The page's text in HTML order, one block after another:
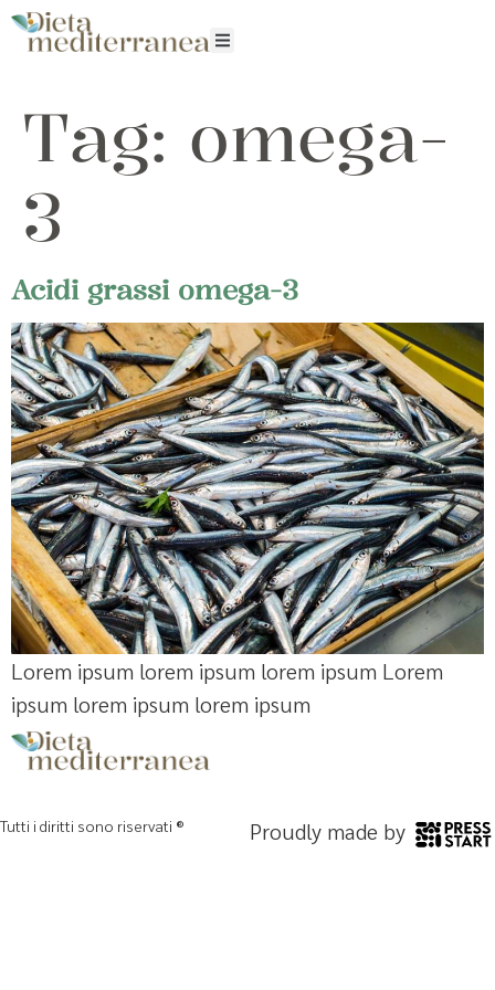
Tag: omega-
3
Acidi grassi omega-3
Lorem ipsum lorem ipsum lorem ipsum Lorem
ipsum lorem ipsum lorem ipsum
Tutti i diritti sono riservati ® Proudly made by